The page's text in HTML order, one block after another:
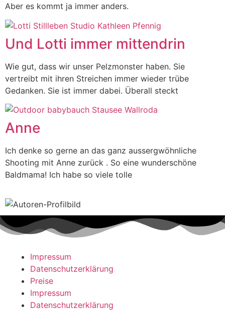
Aber es kommt ja immer anders.
Und Lotti immer mittendrin
Wie gut, dass wir unser Pelzmonster haben. Sie
vertreibt mit ihren Streichen immer wieder trübe
Gedanken. Sie ist immer dabei. Überall steckt
Anne
Ich denke so gerne an das ganz aussergwöhnliche
Shooting mit Anne zurück . So eine wunderschöne
Baldmama! Ich habe so viele tolle
Impressum
Datenschutzerklärung
Preise
Impressum
Datenschutzerklärung